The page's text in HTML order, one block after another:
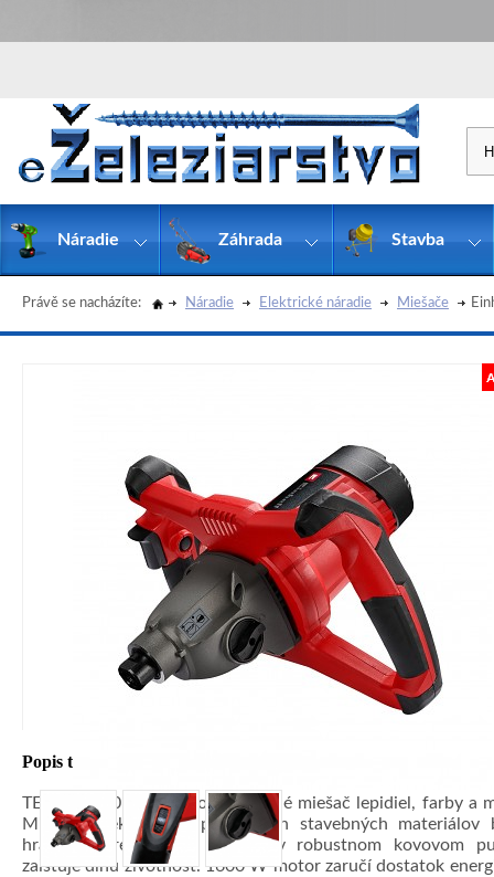
Právě se nacházíte: Náradie Elektrické náradie Miešače
Popis tovaru
TE-MX 1600-2 CE vysoko kvalitné miešač lepidiel, farby a
Miešanie tekutých a práškových stavebných materiálov
hračkou. Prevodovka uložená v robustnom kovovom
zaisťuje dlhú životnosť. 1600 W motor zaručí dostatok
Náradie Záhrada Stavba